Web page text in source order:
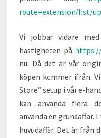
route=extension/list/
Vi jobbar vidare
hastigheten på https://
nu. Då det är vår
köpen kommer ifrån.
Store” setup i vår e-
kan använda flera
använda en grundaffär.
huvudaffär. Det är från